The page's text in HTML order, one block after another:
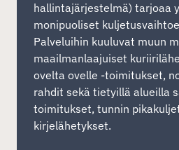
hallintajärjestelmä) tarjoaa
monipuoliset
Palveluihin kuuluvat muun
maailmanlaajuiset
ovelta ovelle -toimitukset,
rahdit sekä tietyillä alueilla
toimitukset, tunnin
kirjelähetykset.